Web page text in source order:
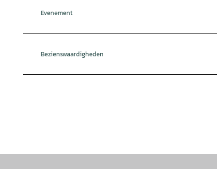
Evenement
Bezienswaardigheden